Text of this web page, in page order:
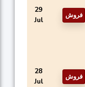
29
Jul
فروش
28
Jul
فروش